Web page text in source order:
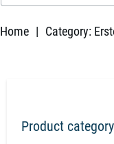
Home | Category:
Product category